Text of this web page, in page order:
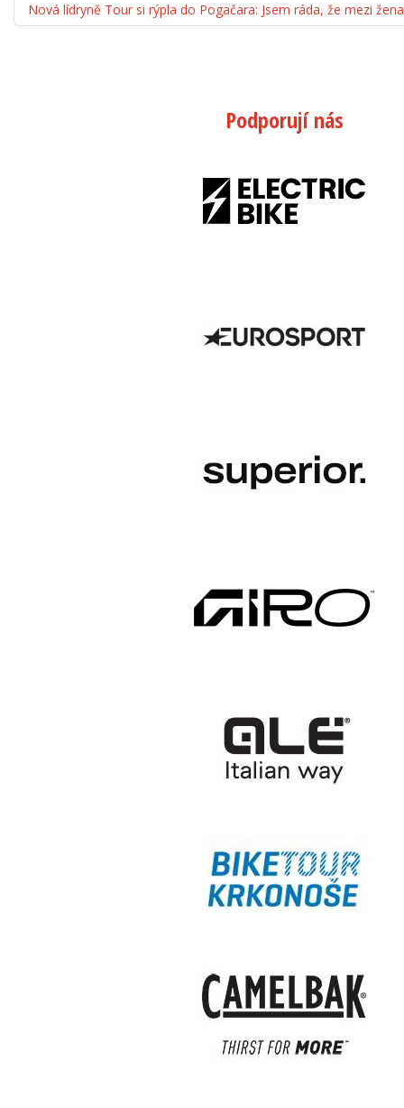
Nová lídryně Tour si rýpla do Pogačara: Jsem ráda, že mezi
Podporují nás